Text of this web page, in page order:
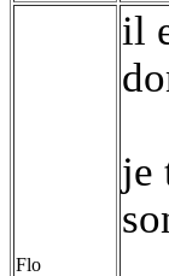
Flo
il
je